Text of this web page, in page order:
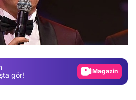
gör!
Video
Gündem
Video